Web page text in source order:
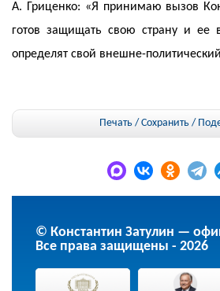
А. Гриценко: «Я принимаю вызов
готов защищать свою страну и ее
определят свой внешне-
Печать / Сохранить /
© Константин Затулин —
Все права защищены - 2026